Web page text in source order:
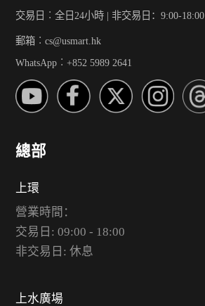
交易日︰全日24小時 | 非交易日：9:00-18:00
郵箱︰cs@usmart.hk
WhatsApp︰+852 5989 2641
總部
上環
營業時間：
交易日: 09:00 - 18:00
非交易日: 休息
上水廣場